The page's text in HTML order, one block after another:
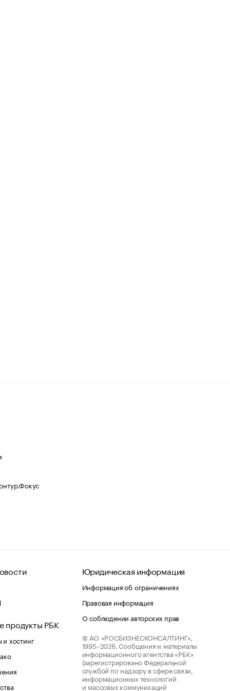
продукты РБК
хостинг
Юридическая информация
Информация об ограничениях
Правовая информация
О соблюдении авторских прав
© АО «РОСБИЗНЕСКОНСАЛТИНГ»,
1995–2026. Сообщения и материалы
информационного агентства «РБК»
(зарегистрировано Федеральной
службой по надзору в сфере связи,
информационных технологий
и массовых коммуникаций